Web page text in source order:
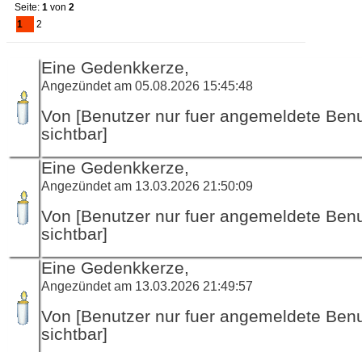
Seite: 1 von 2
1
2
Eine Gedenkkerze,
Angezündet am 05.08.2026 15:45:48
Von [Benutzer nur fuer angemeldete
sichtbar]
Eine Gedenkkerze,
Angezündet am 13.03.2026 21:50:09
Von [Benutzer nur fuer angemeldete
sichtbar]
Eine Gedenkkerze,
Angezündet am 13.03.2026 21:49:57
Von [Benutzer nur fuer angemeldete
sichtbar]